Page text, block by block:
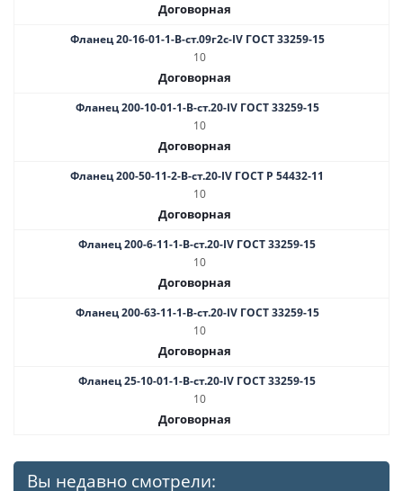
Договорная
Фланец 20-16-01-1-B-ст.09г2с-IV ГОСТ 33259-15
10
Договорная
Фланец 200-10-01-1-B-ст.20-IV ГОСТ 33259-15
10
Договорная
Фланец 200-50-11-2-B-ст.20-IV ГОСТ Р 54432-11
10
Договорная
Фланец 200-6-11-1-В-ст.20-IV ГОСТ 33259-15
10
Договорная
Фланец 200-63-11-1-B-ст.20-IV ГОСТ 33259-15
10
Договорная
Фланец 25-10-01-1-В-cт.20-IV ГОСТ 33259-15
10
Договорная
Вы недавно смотрели: